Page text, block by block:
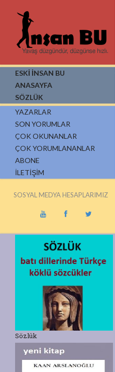
ESKİ İNSAN BU
ANASAYFA
SÖZLÜK
YAZARLAR
SON YORUMLAR
ÇOK OKUNANLAR
ÇOK YORUMLANANLAR
ABONE
İLETIŞIM
SOSYAL MEDYA HESAPLARIMIZ
Sözlük